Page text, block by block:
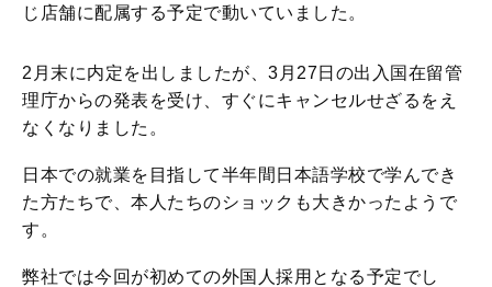
じ店舗に配属する予定で動いていました。
2月末に内定を出しましたが、3月27日の出入国在留管
理庁からの発表を受け、すぐにキャンセルせざるをえ
なくなりました。
日本での就業を目指して半年間日本語学校で学んでき
た方たちで、本人たちのショックも大きかったようで
す。
弊社では今回が初めての外国人採用となる予定でし